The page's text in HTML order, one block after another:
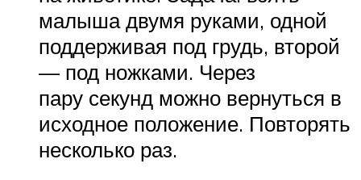
малыша двумя руками, одной
поддерживая под грудь, второй
— под ножками. Через
пару секунд можно вернуться в
исходное положение. Повторять
несколько раз.